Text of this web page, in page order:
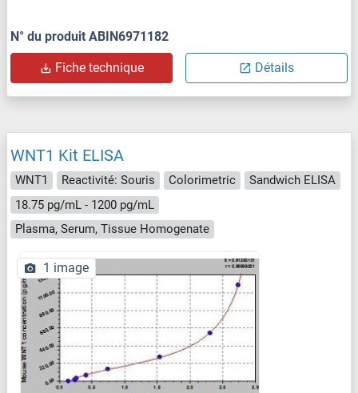
N° du produit ABIN6971182
Fiche technique Détails
WNT1 Kit ELISA
WNT1 Reactivité: Souris Colorimetric
Sandwich ELISA
18.75 pg/mL - 1200 pg/mL
Plasma, Serum, Tissue Homogenate
1 image